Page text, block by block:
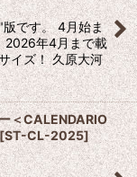
です。 4月始ま
2026年4月まで載
イズ！ 久原大河
＜CALENDARIO
[ST-CL-2025]